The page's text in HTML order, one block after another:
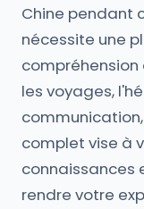
Chine pendant
nécessite une
compréhension
les voyages,
complet vise à
connaissances
rendre votre